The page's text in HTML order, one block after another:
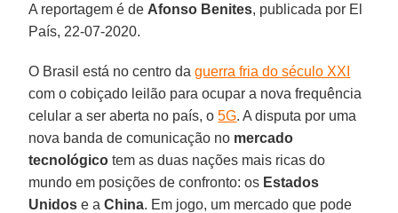
A reportagem é de Afonso Benites, publicada por El
País, 22-07-2020.
O Brasil está no centro daguerra fria do século XXI
com o cobiçado leilão para ocupar a nova frequência
celular a ser aberta no país, o5G. A disputa por uma
nova banda de comunicação no mercado
tecnológico tem as duas nações mais ricas do
mundo em posições de confronto: os Estados
Unidos e aChina. Em jogo, um mercado que pode